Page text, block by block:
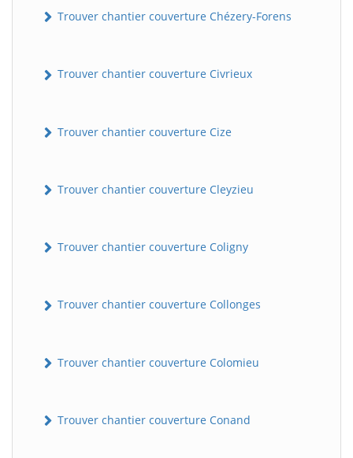
Trouver chantier couverture Chézery-Forens
Trouver chantier couverture Civrieux
Trouver chantier couverture Cize
Trouver chantier couverture Cleyzieu
Trouver chantier couverture Coligny
Trouver chantier couverture Collonges
Trouver chantier couverture Colomieu
Trouver chantier couverture Conand
B Assistant en ligne